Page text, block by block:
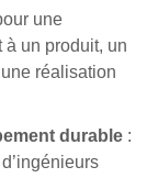
une
un produit, un
réalisation
durable: